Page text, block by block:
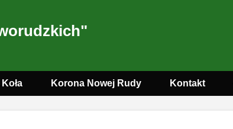
Korona Nowej Rudy Kontakt